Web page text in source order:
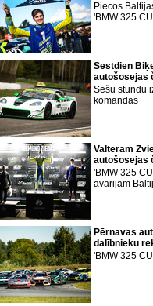
Piecos
'BMW 325
Sestdien
autošosejas
Sešu stundu
komandas
Valteram
autošosejas
'BMW 325
avārijām
Pērnavas
dalībnieku
'BMW 325